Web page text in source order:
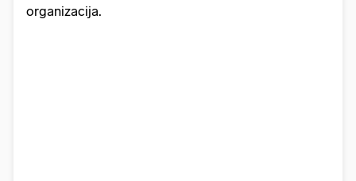
organizacija.